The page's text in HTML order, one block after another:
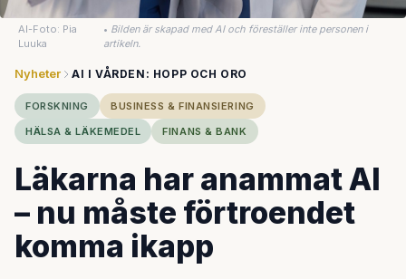
AI-Foto: Pia
Luuka
• Bilden är skapad med AI och föreställer inte personen i
artikeln.
Nyheter AI I VÅRDEN: HOPP OCH ORO
FORSKNING
BUSINESS & FINANSIERING
HÄLSA & LÄKEMEDEL
FINANS & BANK
Läkarna har anammat AI
– nu måste förtroendet
komma ikapp